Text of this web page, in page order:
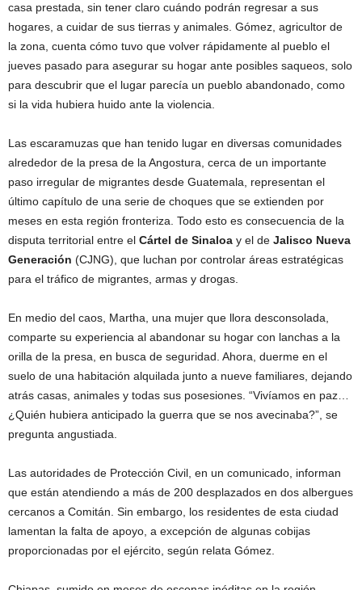
casa prestada, sin tener claro cuándo podrán regresar a sus
hogares, a cuidar de sus tierras y animales. Gómez, agricultor de
la zona, cuenta cómo tuvo que volver rápidamente al pueblo el
jueves pasado para asegurar su hogar ante posibles saqueos, solo
para descubrir que el lugar parecía un pueblo abandonado, como
si la vida hubiera huido ante la violencia.
Las escaramuzas que han tenido lugar en diversas comunidades
alrededor de la presa de la Angostura, cerca de un importante
paso irregular de migrantes desde Guatemala, representan el
último capítulo de una serie de choques que se extienden por
meses en esta región fronteriza. Todo esto es consecuencia de la
disputa territorial entre el Cártel de Sinaloa y el de Jalisco Nueva
Generación (CJNG), que luchan por controlar áreas estratégicas
para el tráfico de migrantes, armas y drogas.
En medio del caos, Martha, una mujer que llora desconsolada,
comparte su experiencia al abandonar su hogar con lanchas a la
orilla de la presa, en busca de seguridad. Ahora, duerme en el
suelo de una habitación alquilada junto a nueve familiares, dejando
atrás casas, animales y todas sus posesiones. “Vivíamos en paz…
¿Quién hubiera anticipado la guerra que se nos avecinaba?”, se
pregunta angustiada.
Las autoridades de Protección Civil, en un comunicado, informan
que están atendiendo a más de 200 desplazados en dos albergues
cercanos a Comitán. Sin embargo, los residentes de esta ciudad
lamentan la falta de apoyo, a excepción de algunas cobijas
proporcionadas por el ejército, según relata Gómez.